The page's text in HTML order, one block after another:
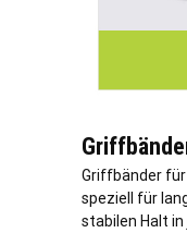
Griffbänder für
speziell für
stabilen Halt